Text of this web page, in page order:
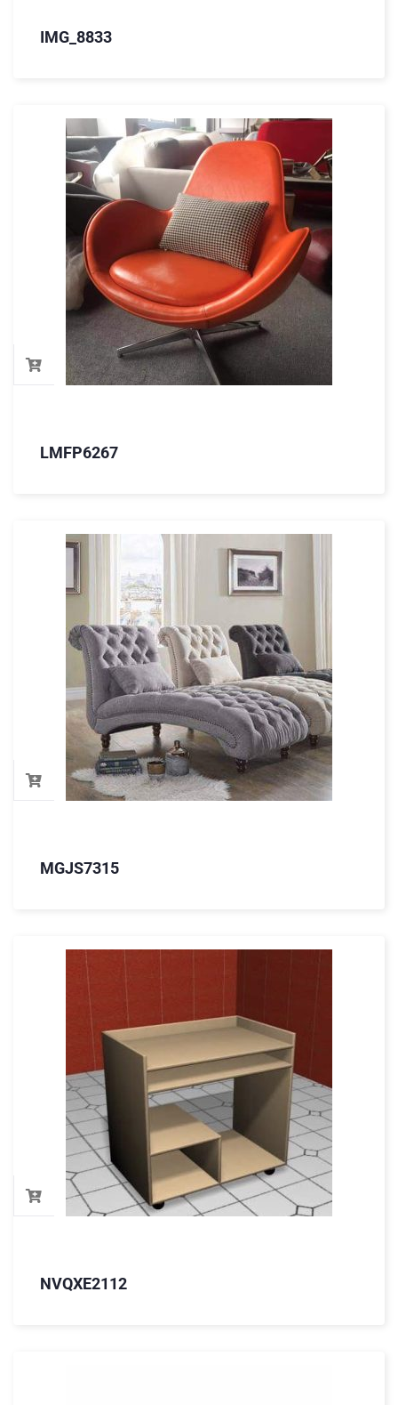
IMG_8833
LMFP6267
MGJS7315
NVQXE2112